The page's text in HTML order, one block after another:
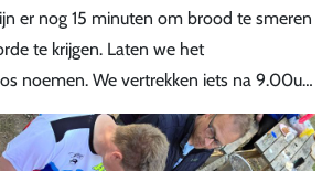
er nog 15 minuten om brood te smeren
te krijgen. Laten we het
noemen. We vertrekken iets na 9.00u…